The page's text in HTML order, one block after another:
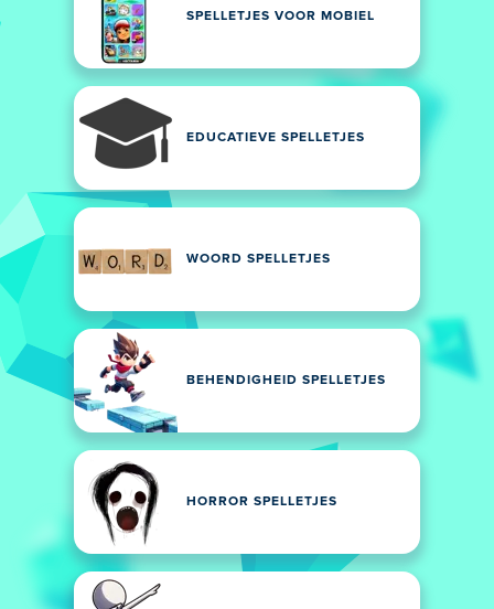
SPELLETJES VOOR MOBIEL
EDUCATIEVE SPELLETJES
WOORD SPELLETJES
BEHENDIGHEID SPELLETJES
HORROR SPELLETJES